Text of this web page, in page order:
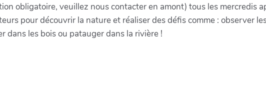
obligatoire, veuillez nous contacter en amont) tous les mercredis
pour découvrir la nature et réaliser des défis comme : observer
dans les bois ou patauger dans la rivière !